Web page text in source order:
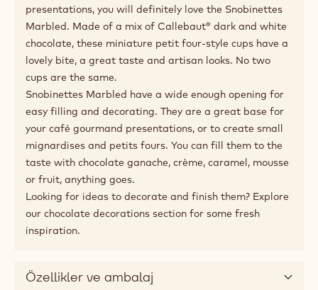
presentations, you will definitely love the Snobinettes
Marbled. Made of a mix of Callebaut® dark and white
chocolate, these miniature petit four-style cups have a
lovely bite, a great taste and artisan looks. No two
cups are the same.
Snobinettes Marbled have a wide enough opening for
easy filling and decorating. They are a great base for
your café gourmand presentations, or to create small
mignardises and petits fours. You can fill them to the
taste with chocolate ganache, crème, caramel, mousse
or fruit, anything goes.
Looking for ideas to decorate and finish them? Explore
our chocolate decorations section for some fresh
inspiration.
Özellikler ve ambalaj